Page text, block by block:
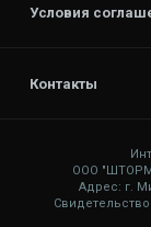
Условия
Контакты
ООО "ШТОРМ
Адрес: г.